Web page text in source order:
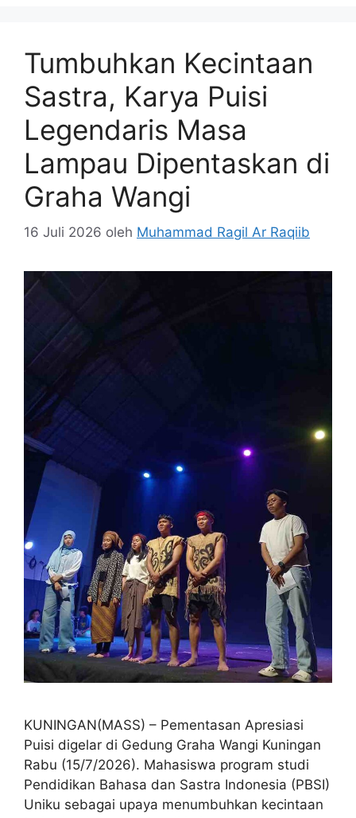
Tumbuhkan Kecintaan
Sastra, Karya Puisi
Legendaris Masa
Lampau Dipentaskan di
Graha Wangi
16 Juli 2026 oleh Muhammad Ragil Ar Raqiib
KUNINGAN(MASS) – Pementasan Apresiasi
Puisi digelar di Gedung Graha Wangi Kuningan
Rabu (15/7/2026). Mahasiswa program studi
Pendidikan Bahasa dan Sastra Indonesia (PBSI)
Uniku sebagai upaya menumbuhkan kecintaan